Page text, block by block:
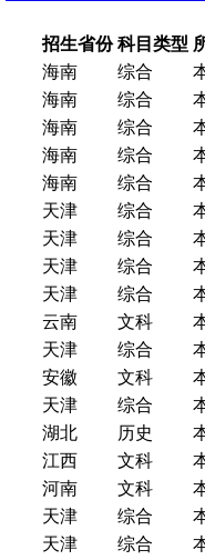
招生省份 科目类型
海南 综合
海南 综合
海南 综合
海南 综合
海南 综合
天津 综合
天津 综合
天津 综合
天津 综合
云南 文科
天津 综合
安徽 文科
天津 综合
湖北 历史
江西 文科
河南 文科
天津 综合
天津 综合